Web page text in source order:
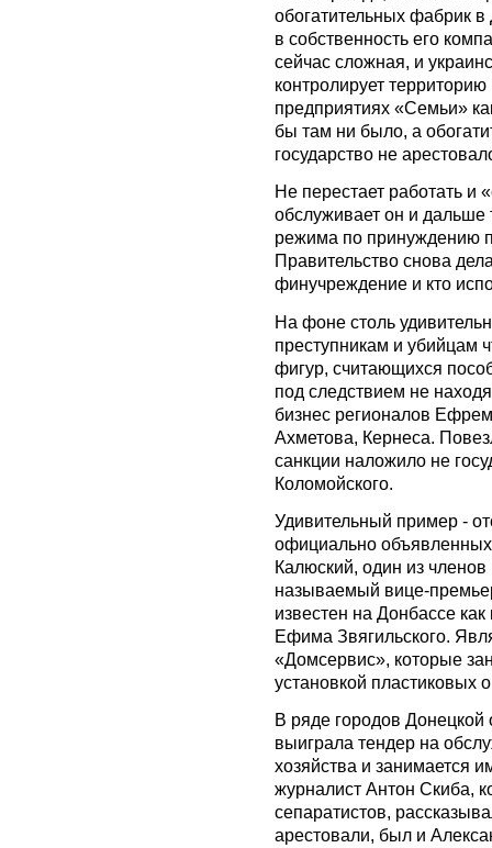
обогатительных фабрик
в собственность его
сейчас сложная, и
контролирует
предприятиях «Семьи»
бы там ни было, а
государство не
Не перестает работать
обслуживает он и дальше
режима по принуждению
Правительство снова
финучреждение и кто
На фоне столь
преступникам и убийцам
фигур, считающихся
под следствием не
бизнес регионалов
Ахметова, Кернеса.
санкции наложило не
Коломойского.
Удивительный пример -
официально
Калюский, один из
называемый вице-
известен на Донбассе
Ефима Звягильского.
«Домсервис», которые
установкой пластиковых
В ряде городов
выиграла тендер на
хозяйства и занимается
журналист Антон Скиба,
сепаратистов,
арестовали, был и